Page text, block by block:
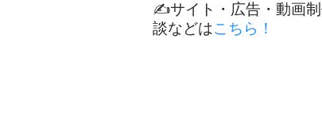
✍️サイト・広告・動画制
談などはこちら！